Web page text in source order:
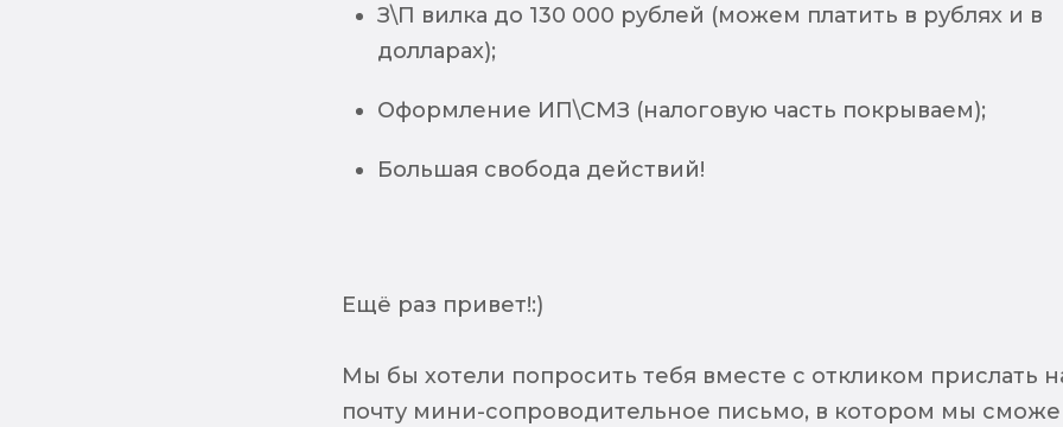
З\П вилка до 130 000 рублей (можем платить в рублях и в
долларах);
Оформление ИП\СМЗ (налоговую часть покрываем);
Большая свобода действий!
Ещё раз привет!:)
Мы бы хотели попросить тебя вместе с откликом прислать
почту мини-сопроводительное письмо, в котором мы